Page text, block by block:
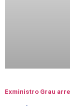
Exministro Grau